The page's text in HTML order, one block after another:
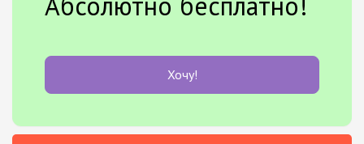
Хочу!